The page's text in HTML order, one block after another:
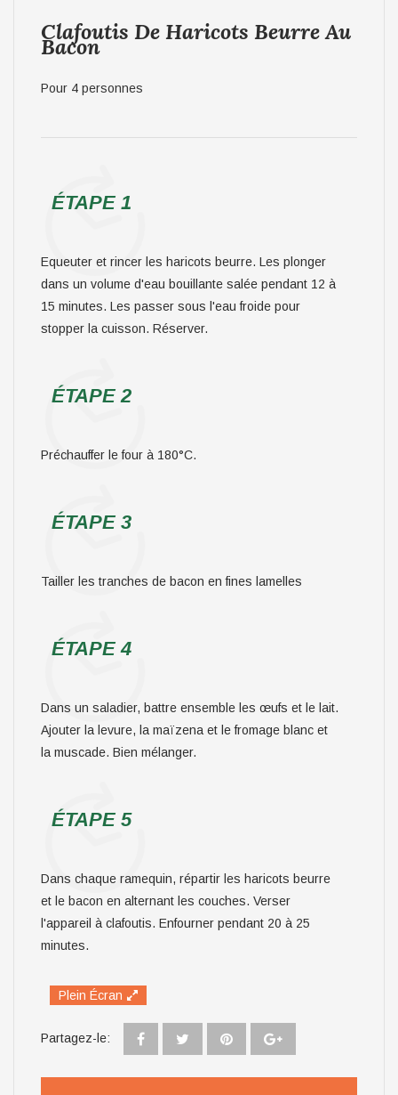
Clafoutis De Haricots Beurre Au
Bacon
Pour 4 personnes
ÉTAPE 1
Equeuter et rincer les haricots beurre. Les plonger
dans un volume d'eau bouillante salée pendant 12 à
15 minutes. Les passer sous l'eau froide pour
stopper la cuisson. Réserver.
ÉTAPE 2
Préchauffer le four à 180°C.
ÉTAPE 3
Tailler les tranches de bacon en fines lamelles
ÉTAPE 4
Dans un saladier, battre ensemble les œufs et le lait.
Ajouter la levure, la maïzena et le fromage blanc et
la muscade. Bien mélanger.
ÉTAPE 5
Dans chaque ramequin, répartir les haricots beurre
et le bacon en alternant les couches. Verser
l'appareil à clafoutis. Enfourner pendant 20 à 25
minutes.
Plein Écran
Partagez-le: